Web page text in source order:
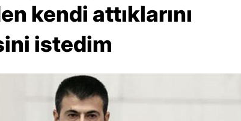
kendi attıklarını
istedim